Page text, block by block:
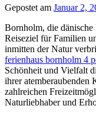
Gepostet am Januar 2,
Bornholm, die dänische
Reiseziel für Familien
inmitten der Natur
ferienhaus bornholm 4
Schönheit und Vielfalt
ihrer atemberaubenden
zahlreichen
Naturliebhaber und